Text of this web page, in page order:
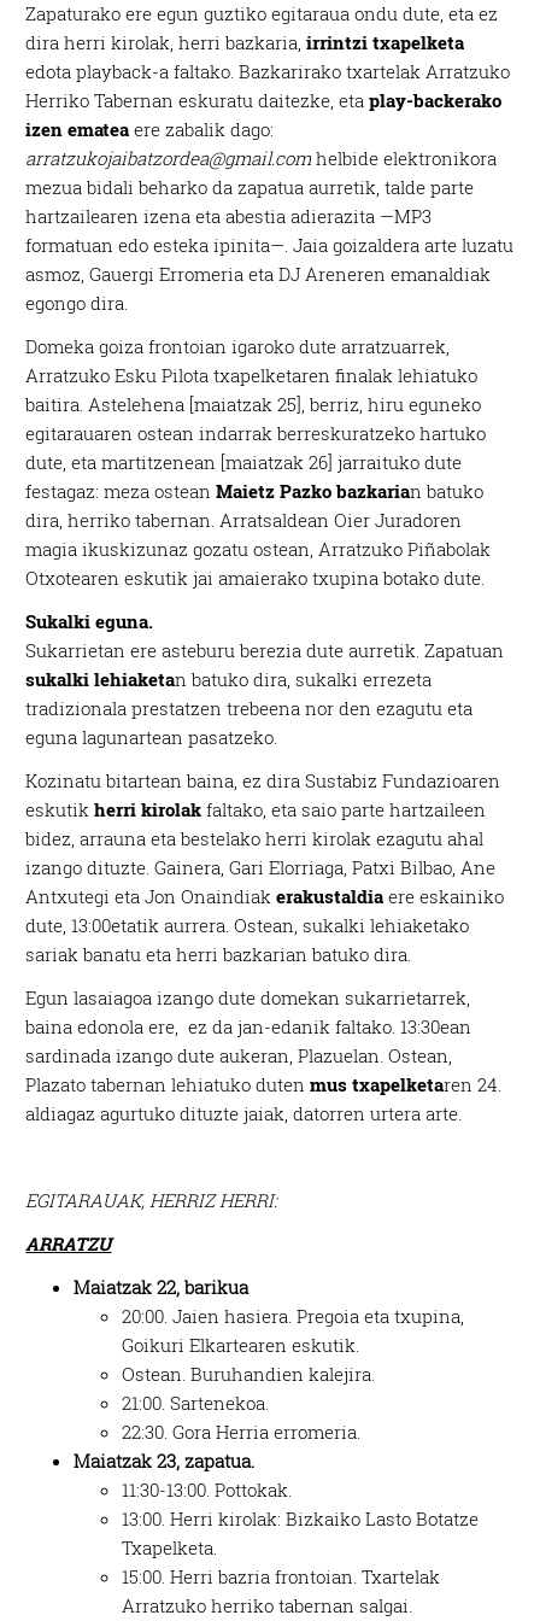
Zapaturako ere egun guztiko egitaraua ondu dute, eta ez
dira herri kirolak, herri bazkaria,irrintzi txapelketa
edota playback-a faltako. Bazkarirako txartelak Arratzuko
Herriko Tabernan eskuratu daitezke, etaplay-backerako
izen ematea ere zabalik dago:
arratzukojaibatzordea@gmail.comhelbide elektronikora
mezua bidali beharko da zapatua aurretik, talde parte
hartzailearen izena eta abestia adierazita —MP3
formatuan edo esteka ipinita—. Jaia goizaldera arte luzatu
asmoz, Gauergi Erromeria eta DJ Areneren emanaldiak
egongo dira.
Domeka goiza frontoian igaroko dute arratzuarrek,
Arratzuko Esku Pilota txapelketaren finalak lehiatuko
baitira. Astelehena [maiatzak 25], berriz, hiru eguneko
egitarauaren ostean indarrak berreskuratzeko hartuko
dute, eta martitzenean [maiatzak 26] jarraituko dute
festagaz: meza osteanMaietz Pazko bazkarian batuko
dira, herriko tabernan. Arratsaldean Oier Juradoren
magia ikuskizunaz gozatu ostean, Arratzuko Piñabolak
Otxotearen eskutik jai amaierako txupina botako dute.
Sukalki eguna.
Sukarrietan ere asteburu berezia dute aurretik. Zapatuan
sukalki lehiaketan batuko dira, sukalki errezeta
tradizionala prestatzen trebeena nor den ezagutu eta
eguna lagunartean pasatzeko.
Kozinatu bitartean baina, ez dira Sustabiz Fundazioaren
eskutik herri kirolak faltako, eta saio parte hartzaileen
bidez, arrauna eta bestelako herri kirolak ezagutu ahal
izango dituzte. Gainera, Gari Elorriaga, Patxi Bilbao, Ane
Antxutegi eta Jon Onaindiakerakustaldia ere eskainiko
dute, 13:00etatik aurrera. Ostean, sukalki lehiaketako
sariak banatu eta herri bazkarian batuko dira.
Egun lasaiagoa izango dute domekan sukarrietarrek,
baina edonola ere, ez da jan-edanik faltako. 13:30ean
sardinada izango dute aukeran, Plazuelan. Ostean,
Plazato tabernan lehiatuko dutenmus txapelketaren 24.
aldiagaz agurtuko dituzte jaiak, datorren urtera arte.
EGITARAUAK, HERRIZ HERRI:
ARRATZU
Maiatzak 22, barikua
20:00. Jaien hasiera. Pregoia eta txupina,
Goikuri Elkartearen eskutik.
Ostean. Buruhandien kalejira.
21:00. Sartenekoa.
22:30. Gora Herria erromeria.
Maiatzak 23, zapatua.
11:30-13:00. Pottokak.
13:00. Herri kirolak: Bizkaiko Lasto Botatze
Txapelketa.
15:00. Herri bazria frontoian. Txartelak
Arratzuko herriko tabernan salgai.